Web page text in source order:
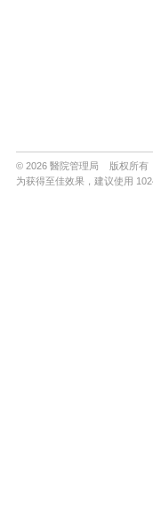
© 2026 醫院管理局 版权所有
为获得至佳效果，建议使用